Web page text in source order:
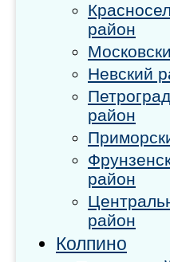
район
Невский
район
район
район
Колпино